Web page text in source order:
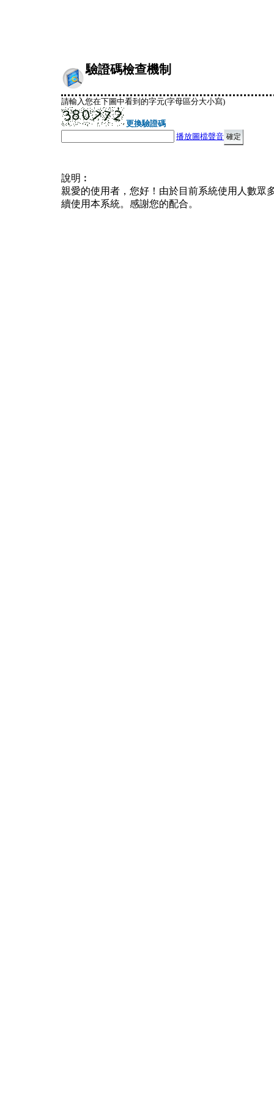
驗證碼檢查機制
請輸入您在下圖中看到的字元(字母區分大小寫)
更換驗證碼
播放圖檔聲音
說明︰
親愛的使用者，您好！由於目前系統使用人數眾
續使用本系統。感謝您的配合。